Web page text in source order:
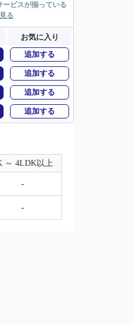
ビスが揃っている
る
お気に入り
追加する
追加する
追加する
追加する
～ 4LDK以上
-
-